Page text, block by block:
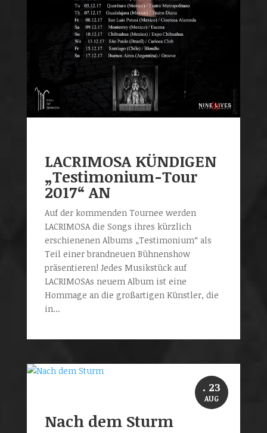
LACRIMOSA KÜNDIGEN
„Testimonium-Tour
2017“ AN
Auf der kommenden Tournee werden
LACRIMOSA die Songs ihres kürzlich
erschienenen Albums „Testimonium“ als
Teil einer brandneuen Bühnenshow
präsentieren! Jedes Musikstück auf
LACRIMOSAs neuem Album ist eine
Hommage an die großartigen Künstler, die
in...
Nach dem Sturm
. 23
AUG